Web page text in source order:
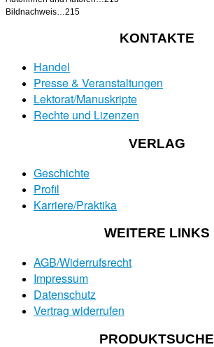
Bildnachweis…215
KONTAKTE
Handel
Presse & Veranstaltungen
Lektorat/Manuskripte
Rechte und Lizenzen
VERLAG
Geschichte
Profil
Karriere/Praktika
WEITERE LINKS
AGB/Widerrufsrecht
Impressum
Datenschutz
Vertrag widerrufen
PRODUKTSUCHE